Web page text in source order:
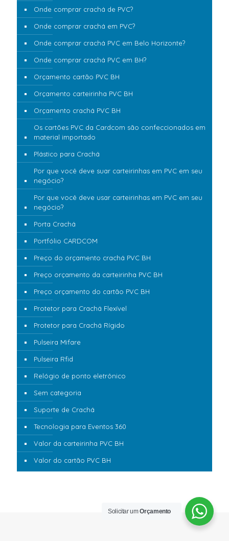
Onde comprar crachá de PVC?
Onde comprar crachá em PVC?
Onde comprar crachá PVC em Belo Horizonte?
Onde comprar crachá PVC em BH?
Orçamento cartão PVC BH
Orçamento carteirinha PVC BH
Orçamento crachá PVC BH
Os cartões PVC da Cardcom são confeccionados em
material importado
Plástico para Crachá
Por que você deve suar carteirinhas em PVC em seu
negócio?
Por que você deve usar carteirinhas em PVC em seu
negócio?
Porta Crachá
Portfólio CARDCOM
Preço do orçamento crachá PVC BH
Preço orçamento da carteirinha PVC BH
Preço orçamento do cartão PVC BH
Protetor para Crachá Flexível
Protetor para Crachá Rígido
Pulseira Mifare
Pulseira Rfid
Relógio de ponto eletrônico
Sem categoria
Suporte de Crachá
Tecnologia para Eventos 360
Valor da carteirinha PVC BH
Valor do cartão PVC BH
Solicitar umOrçamento